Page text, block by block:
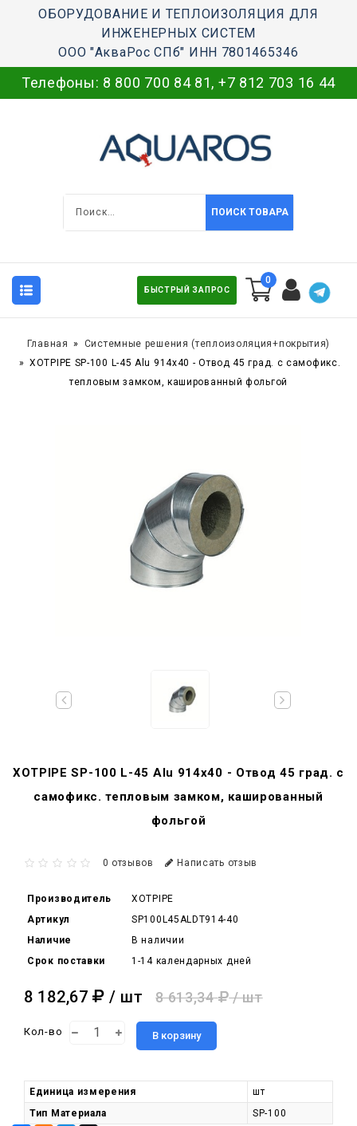
ОБОРУДОВАНИЕ И ТЕПЛОИЗОЛЯЦИЯ ДЛЯ
ИНЖЕНЕРНЫХ СИСТЕМ
ООО "АкваРос СПб" ИНН 7801465346
Телефоны: 8 800 700 84 81, +7 812 703 16 44
ПОИСК ТОВАРА
БЫСТРЫЙ ЗАПРОС
0
Главная
Системные решения (теплоизоляция+покрытия)
XOTPIPE SP-100 L-45 Alu 914x40 - Отвод 45 град. c самофикс.
тепловым замком, кашированный фольгой
XOTPIPE SP-100 L-45 Alu 914x40 - Отвод 45 град. c
самофикс. тепловым замком, кашированный
фольгой
0 отзывов Написать отзыв
Производитель
XOTPIPE
Артикул
SP100L45ALDT914-40
Наличие
В наличии
Срок поставки
1-14 календарных дней
8 182,67 / шт 8 613,34 / шт
Кол-во В корзину
Единица измерения
шт
Тип Материала
SP-100